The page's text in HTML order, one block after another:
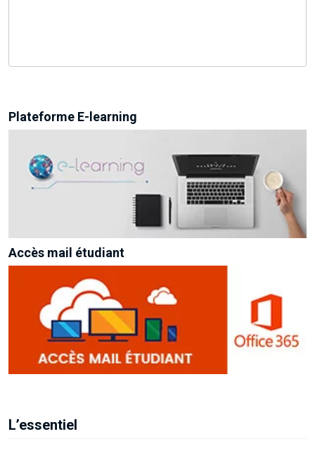
Plateforme E-learning
Accès mail étudiant
L’essentiel